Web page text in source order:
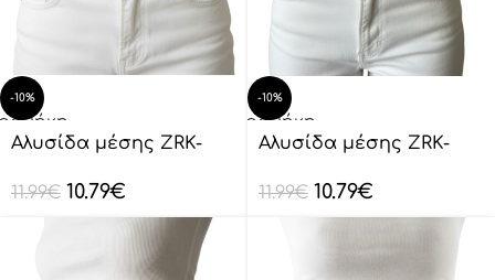
-10%
Αλυσίδα μέσης ZRK-
11.99€ 10.79€
-10%
Προσθήκη
Αλυσίδα μέσης ZRK-
11.99€ 10.79€